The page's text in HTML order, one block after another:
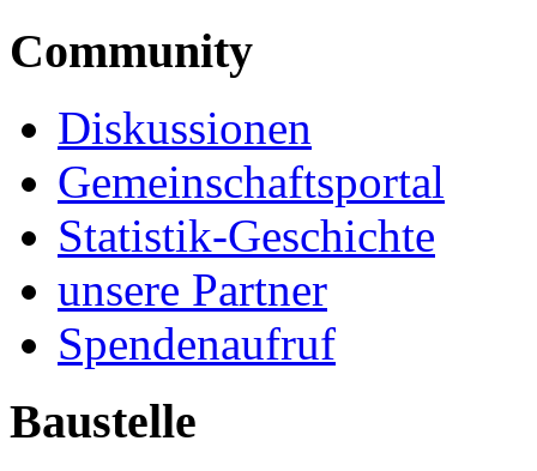
Community
Diskussionen
Gemeinschaftsportal
Statistik-Geschichte
unsere Partner
Spendenaufruf
Baustelle